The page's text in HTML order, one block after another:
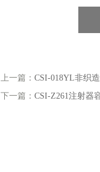
上一篇： CSI-018YL非织
下一篇： CSI-Z261注射器